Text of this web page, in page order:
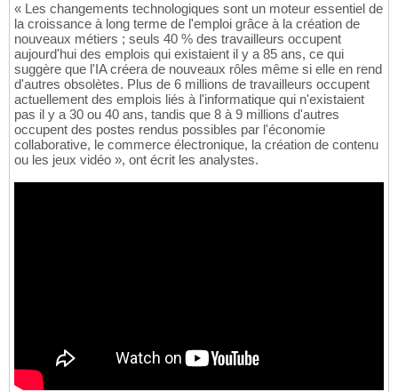
« Les changements technologiques sont un moteur essentiel de
la croissance à long terme de l'emploi grâce à la création de
nouveaux métiers ; seuls 40 % des travailleurs occupent
aujourd'hui des emplois qui existaient il y a 85 ans, ce qui
suggère que l'IA créera de nouveaux rôles même si elle en rend
d'autres obsolètes. Plus de 6 millions de travailleurs occupent
actuellement des emplois liés à l'informatique qui n'existaient
pas il y a 30 ou 40 ans, tandis que 8 à 9 millions d'autres
occupent des postes rendus possibles par l'économie
collaborative, le commerce électronique, la création de contenu
ou les jeux vidéo », ont écrit les analystes.